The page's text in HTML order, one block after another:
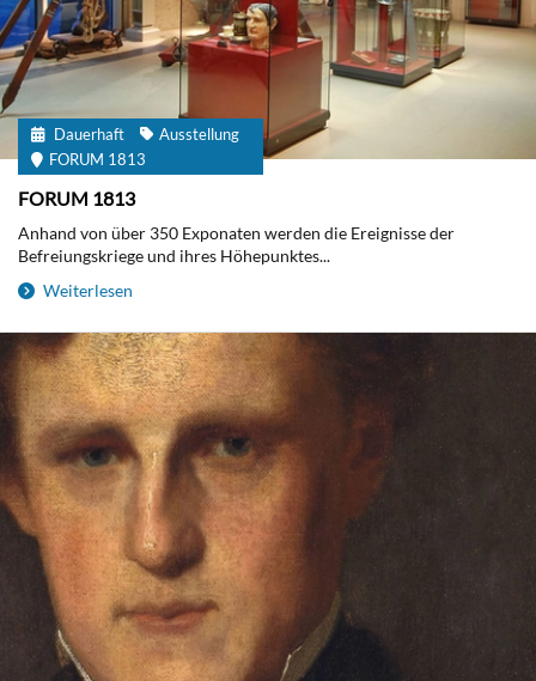
Dauerhaft
Ausstellung
FORUM 1813
FORUM 1813
Anhand von über 350 Exponaten werden die Ereignisse der
Befreiungskriege und ihres Höhepunktes...
Weiterlesen